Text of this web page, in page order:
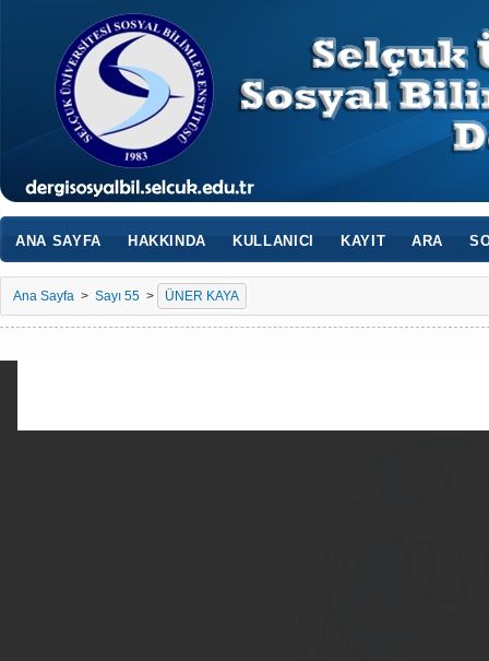
ANA SAYFA HAKKINDA KULLANICI KAYIT ARA
Ana Sayfa > Sayı 55 > ÜNER KAYA